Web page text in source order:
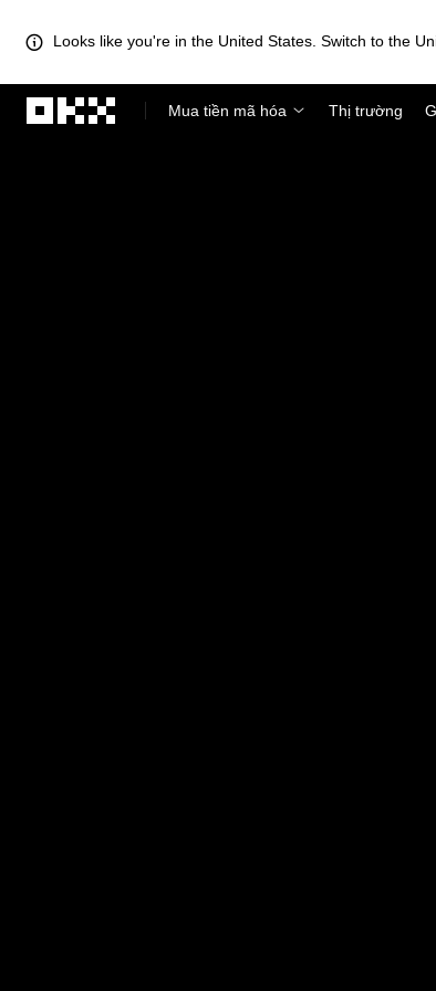
Looks like you're in the United States. Switch to the
Mua tiền mã hóa
Thị trường